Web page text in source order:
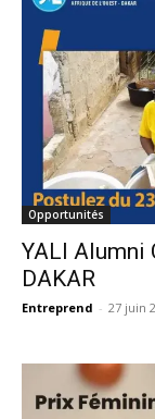
Opportunités
YALI Alumni
DAKAR
Entreprend - 27 juin